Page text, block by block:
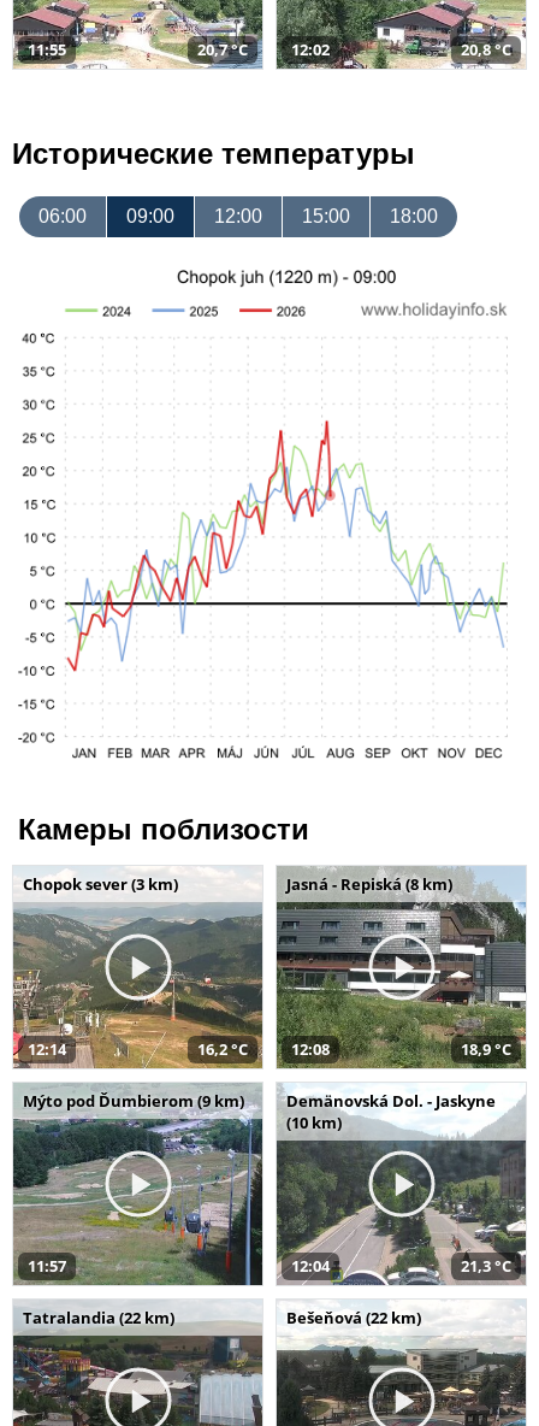
11:55 20,7 °C 12:02 20,8 °C
Исторические температуры
06:00 09:00 12:00 15:00 18:00
Камеры поблизости
Chopok sever (3 km)
12:14 16,2 °C
Jasná - Repiská (8 km)
12:08 18,9 °C
Mýto pod Ďumbierom (9 km)
11:57
Demänovská Dol. - Jaskyne
(10 km)
12:04 21,3 °C
Tatralandia (22 km) Bešeňová (22 km)